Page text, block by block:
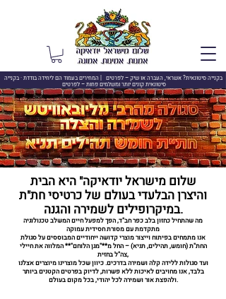
בקנייה סיטונאית? אשראי, העברה או שיק –לפרטים | המחירים בעמוד הם ליחידה בודדת · בקנייה
סיטונאית קונים יותר ומשלמים פחות – לפרטים
שלום מישראל יודאיקה" היא הבית
והיצרן הבלעדי בעולם של כרטיסי חת"ת
במיקרופילים לשמירה והגנה.
מה שהתחיל כחזון בלב כפר חב"ד, הפך למפעל חיים המשלב טכנולוגיה
מתקדמת עם מסורת חסידית עמוקה
אנו מתמחים בפיתוח וייצור מוצרי קדושה ייחודיים המבוססים על סגולת
החת"ת (חומש, תהילים, תניא) – החל מ**"מגן הלוחם"** המלווה את חיילי
צה"ל בחזית,
ועד סגולות ללידה קלה ושמירה בדרכים. כיוון שכל מוצרינו מיוצרים אצלנו
בלבד, אנו מחויבים לאיכות ללא פשרות, לדיוק בפרטים הקטנים ביותר
ולהפצת אור ושמירה לכל יהודי, בכל מקום בעולם.